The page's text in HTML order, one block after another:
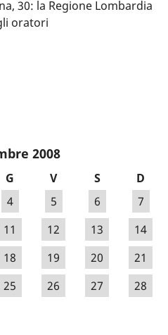
30: la Regione Lombardia
oratori
2008
G V S
D
4 5 6
7
11 12 13
14
18 19 20
21
25 26 27
28